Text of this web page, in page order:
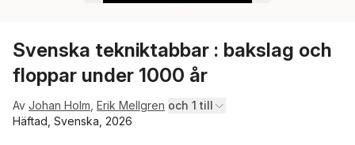
Svenska tekniktabbar : bakslag och
floppar under 1000 år
Av Johan Holm Erik Mellgren och 1 till
Häftad, Svenska, 2026